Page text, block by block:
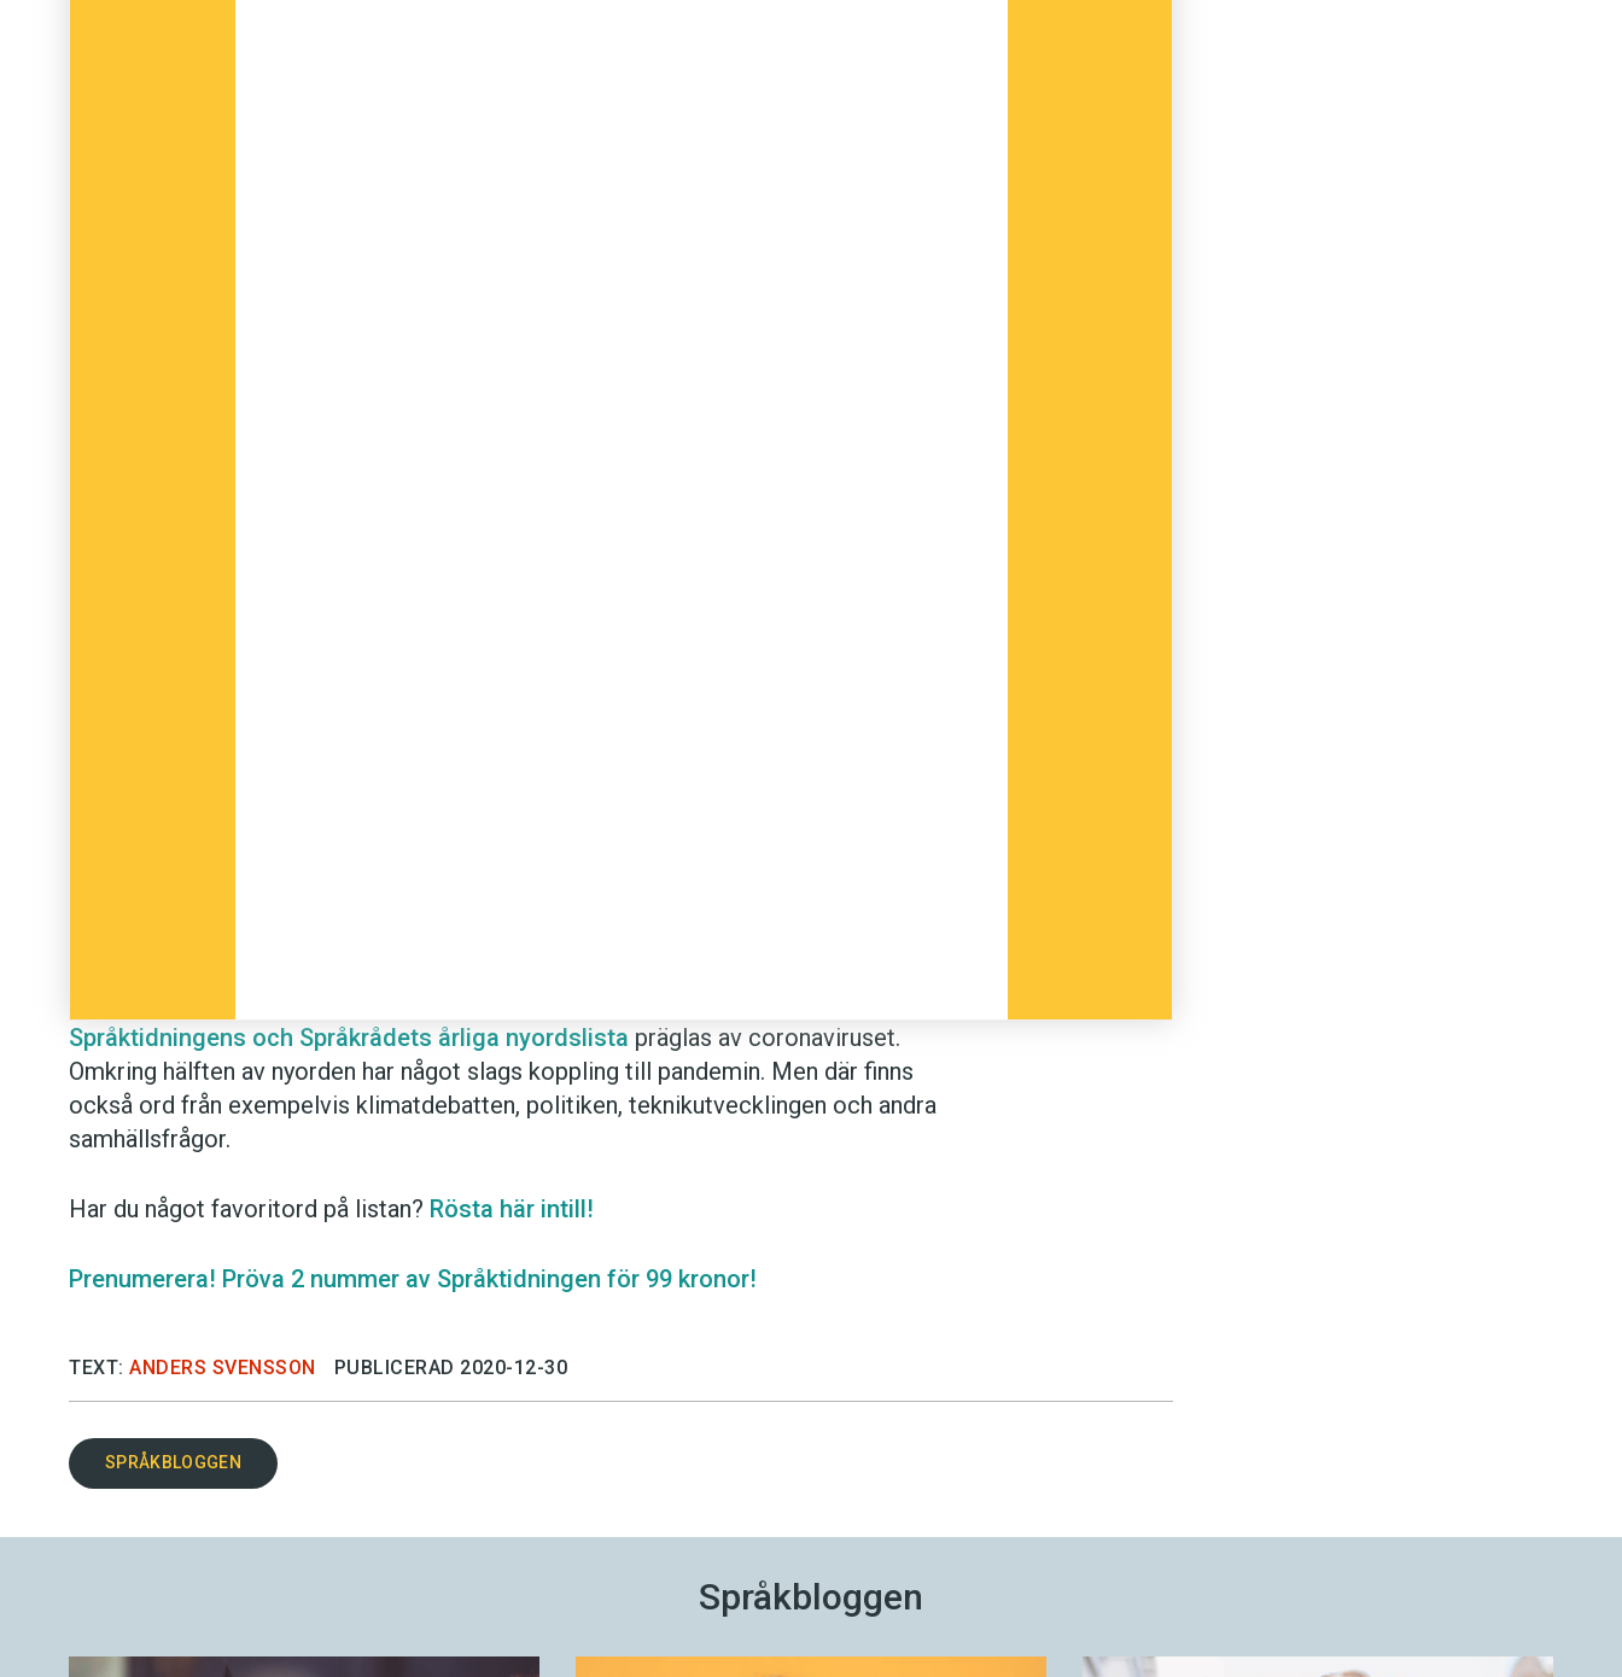
Språktidningens och Språkrådets årliga nyordslista präglas av coronaviruset.
Omkring hälften av nyorden har något slags koppling till pandemin. Men där finns
också ord från exempelvis klimatdebatten, politiken, teknikutvecklingen och andra
samhällsfrågor.
Har du något favoritord på listan? Rösta här intill!
Prenumerera! Pröva 2 nummer av Språktidningen för 99 kronor!
TEXT: ANDERS SVENSSON PUBLICERAD 2020-12-30
SPRÅKBLOGGEN
Språkbloggen